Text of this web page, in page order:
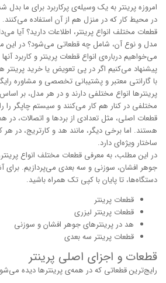
امروزه پرینتر به یک وسیله‌ی پرکاربرد برای ما
در محیط کار که در منزل هم از آن استفاده می‌کنند.
قطعات مختلف انواع پرینتر، اطلاعات دارید؟ آیا
مدل و نوع آن، شامل چه قطعاتی می‌شود؟ در
می‌خواهیم درباره‌ی انواع قطعات پرینتر و کاربرد
پیشنهاد می‌کنیم اگر در پی تعویض یا خرید
با گارانتی معتبر و پشتیبانی تخصصی و مشاوره
پرینترها انواع مختلفی دارند و در هر مدل، بر
مختلفی در کنار هم کار می‌کنند و سیستم چاپگر را
قطعات اصلی، مثل تعدادی از بردها و اتصالات، در
هستند. اما برخی دیگر، مانند هد و کارتریج، در هر
ساختار ویژه‌ای دارد.
در این مطلب، به معرفی قطعات مختلف انواع
جوهر افشان، سوزنی و سه بعدی می‌پردازیم. برای
دستگاه‌ها، تا پایان با کپی تک همراه باشید.
قطعات پرینتر
قطعات پرینتر لیزری
هد در پرینترهای جوهر افشان و سوزنی
قطعات پرینتر سه بعدی
قطعات و اجزای اصلی پرینتر
رایج‌ترین قطعاتی که در همه‌ی پرینترها دیده